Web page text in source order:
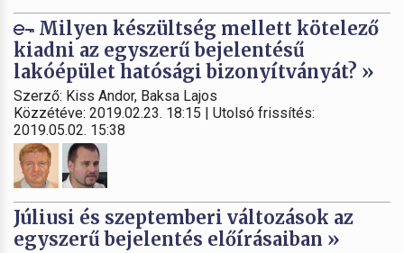
Milyen készültség mellett kötelező
kiadni az egyszerű bejelentésű
lakóépület hatósági bizonyítványát? »
Szerző: Kiss Andor, Baksa Lajos
Közzétéve: 2019.02.23. 18:15 | Utolsó frissítés:
2019.05.02. 15:38
Júliusi és szeptemberi változások az
egyszerű bejelentés előírásaiban »